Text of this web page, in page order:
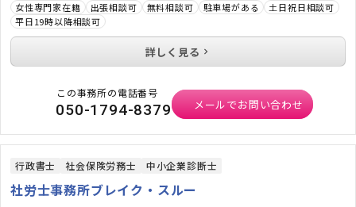
女性専門家在籍 出張相談可 無料相談可 駐車場がある
土日祝日相談可
平日19時以降相談可
詳しく見る
この事務所の電話番号
050-1794-8379 メールでお問い合わせ
行政書士 社会保険労務士 中小企業診断士
社労士事務所ブレイク・スルー